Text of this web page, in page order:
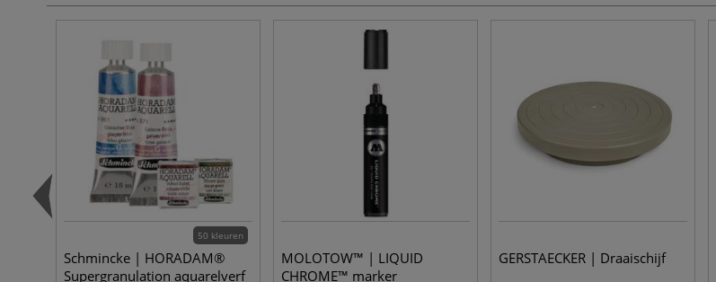
50 kleuren
Schmincke | HORADAM®
Supergranulation aquarelverf
MOLOTOW™ | LIQUID
CHROME™ marker
GERSTAECKER | Draaischijf